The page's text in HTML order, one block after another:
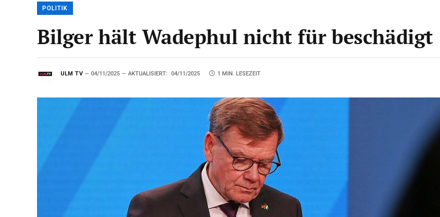
POLITIK
Bilger hält Wadephul nicht für beschädigt
ULM TV 04/11/2025 AKTUALISIERT: 04/11/2025 1 MIN. LESEZEIT